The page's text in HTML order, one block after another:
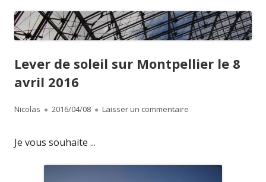
Lever de soleil sur Montpellier le 8
avril 2016
Auteur
Nicolas
Publié
2016/04/08 Laisser un commentaire
Je vous souhaite ...